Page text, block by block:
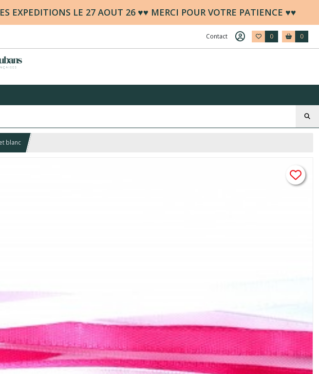
EXPEDITIONS LE 27 AOUT 26 ♥♥ MERCI POUR VOTRE PATIENCE ♥♥
Contact 0 0
blanc